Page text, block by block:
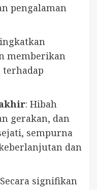
pengalaman
memberikan
: Hibah
gerakan, dan
sempurna
dan
signifikan